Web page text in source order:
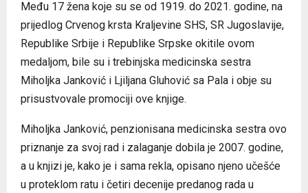
Među 17 žena koje su se od 1919. do 2021. godine, na
prijedlog Crvenog krsta Kraljevine SHS, SR Jugoslavije,
Republike Srbije i Republike Srpske okitile ovom
medaljom, bile su i trebinjska medicinska sestra
Miholjka Janković i Ljiljana Gluhović sa Pala i obje su
prisustvovale promociji ove knjige.
Miholjka Janković, penzionisana medicinska sestra ovo
priznanje za svoj rad i zalaganje dobila je 2007. godine,
a u knjizi je, kako je i sama rekla, opisano njeno učešće
u proteklom ratu i četiri decenije predanog rada u